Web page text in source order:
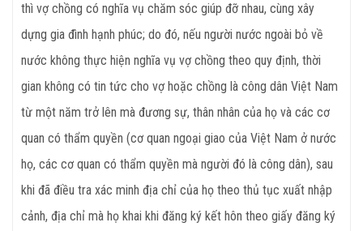
thì vợ chồng có nghĩa vụ chăm sóc giúp đỡ nhau, cùng xây
dựng gia đình hạnh phúc; do đó, nếu người nước ngoài bỏ về
nước không thực hiện nghĩa vụ vợ chồng theo quy định, thời
gian không có tin tức cho vợ hoặc chồng là công dân Việt Nam
từ một năm trở lên mà đương sự, thân nhân của họ và các cơ
quan có thẩm quyền (cơ quan ngoại giao của Việt Nam ở nước
họ, các cơ quan có thẩm quyền mà người đó là công dân), sau
khi đã điều tra xác minh địa chỉ của họ theo thủ tục xuất nhập
cảnh, địa chỉ mà họ khai khi đăng ký kết hôn theo giấy đăng ký